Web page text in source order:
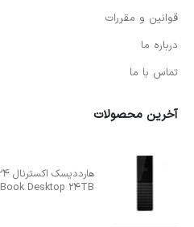
قوانین و مقررات
درباره ما
تماس با ما
آخرین محصولات
Book Desktop 24TB